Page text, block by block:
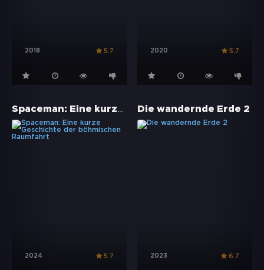
2018 5.7 2020 5.7
Spaceman: Eine kurze Geschichte der böhmischen Raumfahrt
2024 5.7
Die wandernde Erde 2
2023 6.7